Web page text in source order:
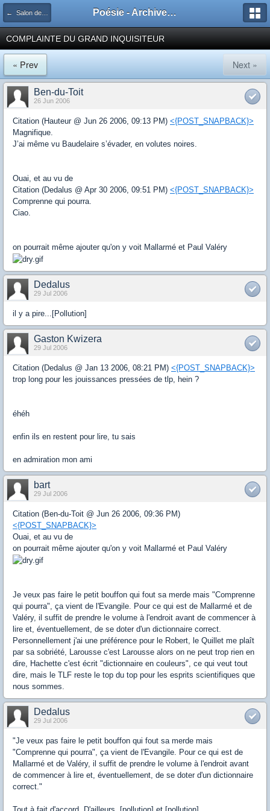
← Salon de publication principal Poésie - Archives de Toute La Poésie - 2005 - 2006
COMPLAINTE DU GRAND INQUISITEUR
« Prev Next »
Ben-du-Toit
26 Jun 2006
Citation (Hauteur @ Jun 26 2006, 09:13 PM) <{POST_SNAPBACK}>
Magnifique.
J’ai même vu Baudelaire s’évader, en volutes noires.
Ouai, et au vu de
Citation (Dedalus @ Apr 30 2006, 09:51 PM) <{POST_SNAPBACK}>
Comprenne qui pourra.
Ciao.
on pourrait même ajouter qu'on y voit Mallarmé et Paul Valéry
Dedalus
29 Jul 2006
il y a pire...[Pollution]
Gaston Kwizera
29 Jul 2006
Citation (Dedalus @ Jan 13 2006, 08:21 PM) <{POST_SNAPBACK}>
trop long pour les jouissances pressées de tlp, hein ?
éhéh
enfin ils en restent pour lire, tu sais
en admiration mon ami
bart
29 Jul 2006
Citation (Ben-du-Toit @ Jun 26 2006, 09:36 PM)
<{POST_SNAPBACK}>
Ouai, et au vu de
on pourrait même ajouter qu'on y voit Mallarmé et Paul Valéry
Je veux pas faire le petit bouffon qui fout sa merde mais "Comprenne
qui pourra", ça vient de l'Evangile. Pour ce qui est de Mallarmé et de
Valéry, il suffit de prendre le volume à l'endroit avant de commencer à
lire et, éventuellement, de se doter d'un dictionnaire correct.
Personnellement j'ai une préférence pour le Robert, le Quillet me plaît
par sa sobriété, Larousse c'est Larousse alors on ne peut trop rien en
dire, Hachette c'est écrit "dictionnaire en couleurs", ce qui veut tout
dire, mais le TLF reste le top du top pour les esprits scientifiques que
nous sommes.
Dedalus
29 Jul 2006
"Je veux pas faire le petit bouffon qui fout sa merde mais
"Comprenne qui pourra", ça vient de l'Evangile. Pour ce qui est de
Mallarmé et de Valéry, il suffit de prendre le volume à l'endroit avant
de commencer à lire et, éventuellement, de se doter d'un dictionnaire
correct."